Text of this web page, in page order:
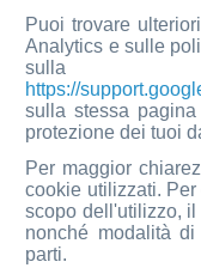
Puoi trovare
Analytics e sulle
https://
sulla stessa
protezione dei tuoi
Per maggior
cookie utilizzati.
scopo dell'utilizzo,
nonché modalità
parti.